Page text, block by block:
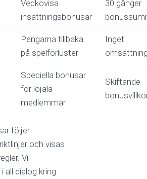
Veckovisa
insättningsbonusar
30 gånger
Pengarna tillbaka
på spelförluster
Inget
Speciella bonusar
för lojala
medlemmar
Skiftande
följer
och visas
Vi
all dialog kring